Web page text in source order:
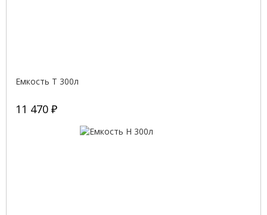
Емкость T 300л
11 470 ₽